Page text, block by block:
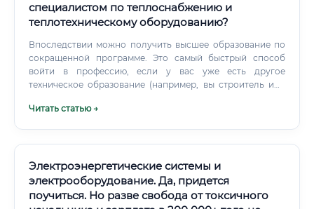
специалистом по теплоснабжению и
теплотехническому оборудованию?
Впоследствии можно получить высшее образование по
сокращенной программе. Это самый быстрый способ
войти в профессию, если у вас уже есть другое
техническое образование (например, вы строитель или
освоить основы и получить диплом о
Читать статью →
Электроэнергетические системы и
электрооборудование. Да, придется
поучиться. Но разве свобода от токсичного